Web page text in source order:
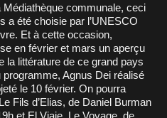
a été choisie par l’UNESCO
Et à cette occasion,
en février et mars un aperçu
la littérature de ce grand pays
Agnus Dei réalisé
le 10 février. On pourra
Fils d’Elias, de Daniel Burman
et El Viaje, Le Voyage, de